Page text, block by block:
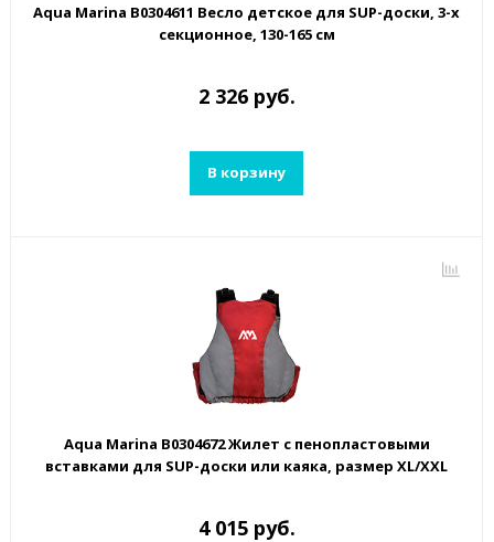
Aqua Marina B0304611 Весло детское для SUP-доски, 3-х
секционное, 130-165 см
2 326 руб.
В корзину
Aqua Marina B0304672 Жилет с пенопластовыми
вставками для SUP-доски или каяка, размер XL/XXL
4 015 руб.